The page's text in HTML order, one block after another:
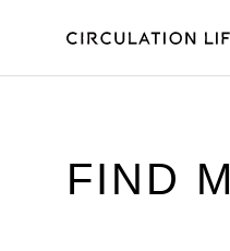
FIND